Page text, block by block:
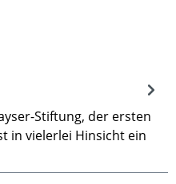
Stiftung, der ersten
in vielerlei Hinsicht ein